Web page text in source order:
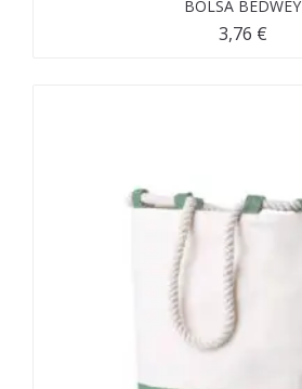
BOLSA BEDWEY
3,76 €